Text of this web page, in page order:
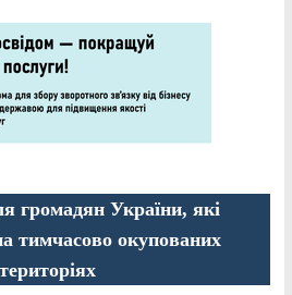
громадян України, які
тимчасово окупованих
територіях